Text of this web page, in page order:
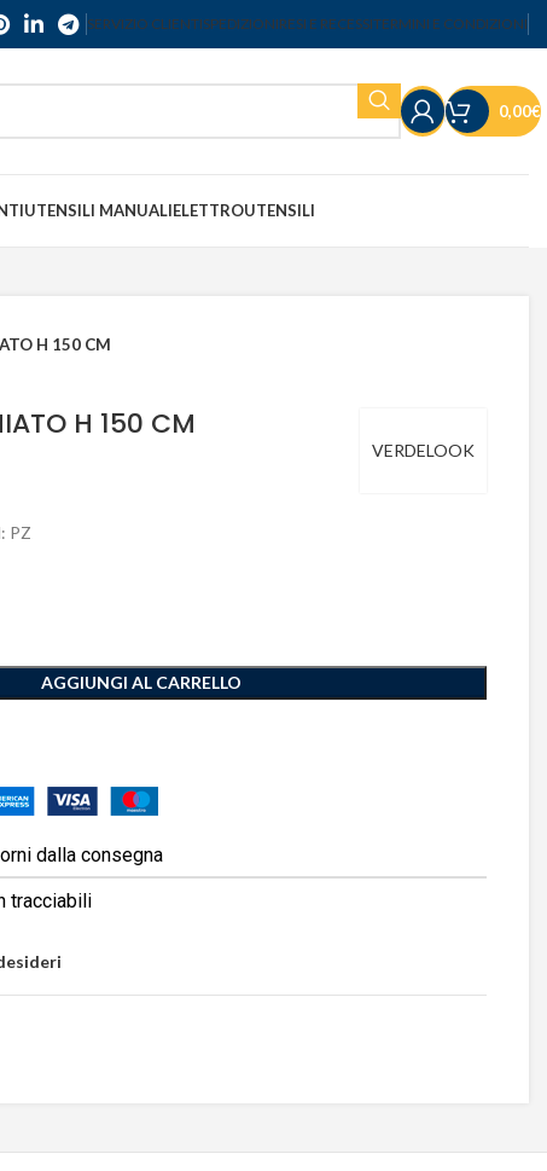
SERVIZIO CLIENTISPEDIZIONIRESI E RECESSITERMINI E CONDIZIONI
0,00€
UTENSILI MANUALIELETTROUTENSILI
H 150 CM
VERDELOOK
H 150 CM
PZ
AGGIUNGI AL CARRELLO
dalla consegna
tracciabili